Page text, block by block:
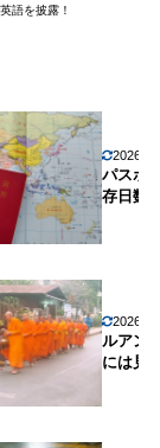
語を披露！
2026年
パスポ
存日数
2026年
ルアン
には見